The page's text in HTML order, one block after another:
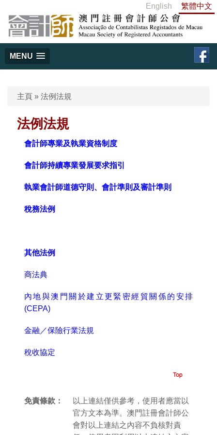
English 繁體中文
MENU
主頁 » 法例法規
法例法規
會計師專業及執業資格制度
會計師持續專業發展要求指引
執業會計師道德守則、會計準則及審計準則
稅務法例
其他法例
商法典
內地與澳門關於建立更緊密經貿關係的安排
(CEPA)
金融／保險行業法規
稅收協定
免責條款：
以上連結僅供參考，使用者應當以
官方文本為準。澳門註冊會計師公
會對以上連結之內容不負核對責